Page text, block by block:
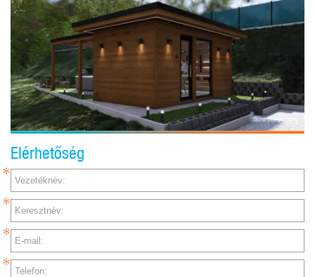
Elérhetőség
Vezetéknév:
Keresztnév:
E-mail:
Telefon: